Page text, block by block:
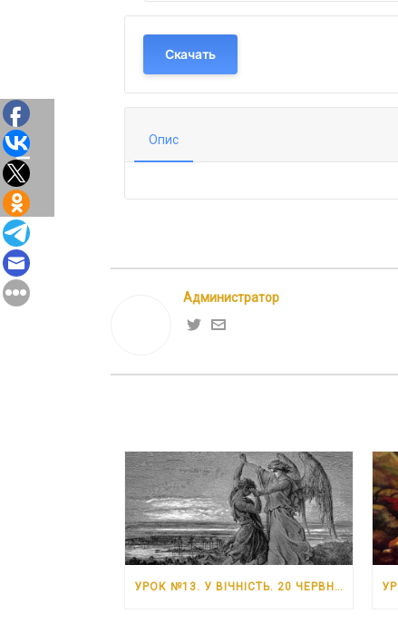
Скачать
Опис
Администратор
УРОК №13. У ВІЧНІСТЬ. 20 ЧЕРВНЯ – 26 ЧЕРВНЯ 2026 РОКУ